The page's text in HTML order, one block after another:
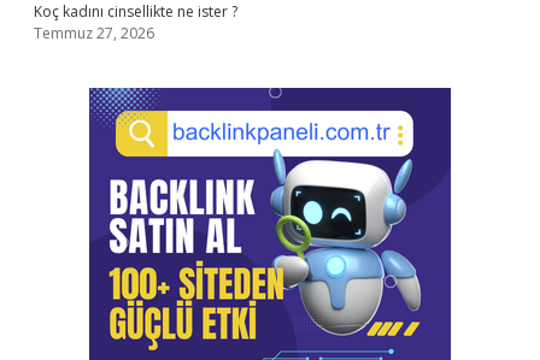
Koç kadını cinsellikte ne ister ?
Temmuz 27, 2026